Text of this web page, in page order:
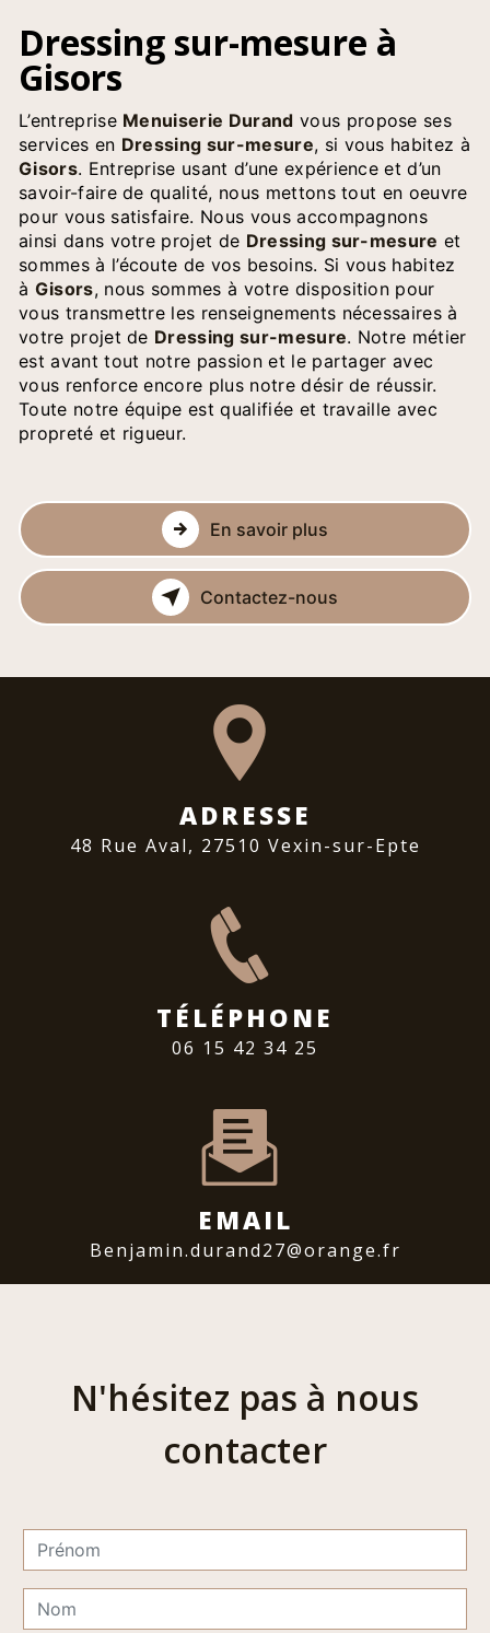
Dressing sur-mesure à
Gisors
L’entreprise Menuiserie Durand vous propose ses
services en Dressing sur-mesure, si vous habitez à
Gisors. Entreprise usant d’une expérience et d’un
savoir-faire de qualité, nous mettons tout en oeuvre
pour vous satisfaire. Nous vous accompagnons
ainsi dans votre projet de Dressing sur-mesure et
sommes à l’écoute de vos besoins. Si vous habitez
à Gisors, nous sommes à votre disposition pour
vous transmettre les renseignements nécessaires à
votre projet de Dressing sur-mesure. Notre métier
est avant tout notre passion et le partager avec
vous renforce encore plus notre désir de réussir.
Toute notre équipe est qualifiée et travaille avec
propreté et rigueur.
En savoir plus
Contactez-nous
ADRESSE
48 Rue Aval, 27510 Vexin-sur-Epte
TÉLÉPHONE
06 15 42 34 25
EMAIL
benjamin.durand27@orange.fr
N'hésitez pas à nous
contacter